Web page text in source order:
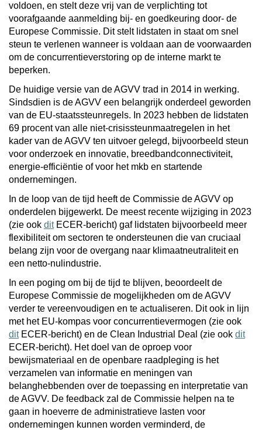
voldoen, en stelt deze vrij van de verplichting tot
voorafgaande aanmelding bij- en goedkeuring door- de
Europese Commissie. Dit stelt lidstaten in staat om snel
steun te verlenen wanneer is voldaan aan de voorwaarden
om de concurrentieverstoring op de interne markt te
beperken.
De huidige versie van de AGVV trad in 2014 in werking.
Sindsdien is de AGVV een belangrijk onderdeel geworden
van de EU-staatssteunregels. In 2023 hebben de lidstaten
69 procent van alle niet-crisissteunmaatregelen in het
kader van de AGVV ten uitvoer gelegd, bijvoorbeeld steun
voor onderzoek en innovatie, breedbandconnectiviteit,
energie-efficiëntie of voor het mkb en startende
ondernemingen.
In de loop van de tijd heeft de Commissie de AGVV op
onderdelen bijgewerkt. De meest recente wijziging in 2023
(zie ook ditECER-bericht) gaf lidstaten bijvoorbeeld meer
flexibiliteit om sectoren te ondersteunen die van cruciaal
belang zijn voor de overgang naar klimaatneutraliteit en
een netto-nulindustrie.
In een poging om bij de tijd te blijven, beoordeelt de
Europese Commissie de mogelijkheden om de AGVV
verder te vereenvoudigen en te actualiseren. Dit ook in lijn
met het EU-kompas voor concurrentievermogen (zie ook
ditECER-bericht) en de Clean Industrial Deal (zie ook dit
ECER-bericht). Het doel van de oproep voor
bewijsmateriaal en de openbare raadpleging is het
verzamelen van informatie en meningen van
belanghebbenden over de toepassing en interpretatie van
de AGVV. De feedback zal de Commissie helpen na te
gaan in hoeverre de administratieve lasten voor
ondernemingen kunnen worden verminderd, de